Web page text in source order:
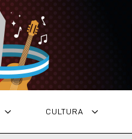
CULTURA